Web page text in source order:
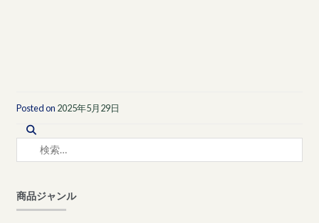
Posted on 2025年5月29日
索:
商品ジャンル